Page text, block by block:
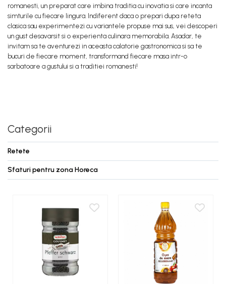
romanesti, un preparat care imbina traditia cu inovatia si care incanta
simturile cu fiecare lingura. Indiferent daca o prepari dupa reteta
clasica sau experimentezi cu variantele propuse mai sus, vei descoperi
un gust desavarsit si o experienta culinara memorabila. Asadar, te
invitam sa te aventurezi in aceasta calatorie gastronomica si sa te
bucuri de fiecare moment, transformand fiecare masa intr-o
sarbatoare a gustului si a traditiei romanesti!
Categorii
Retete
Sfaturi pentru zona Horeca